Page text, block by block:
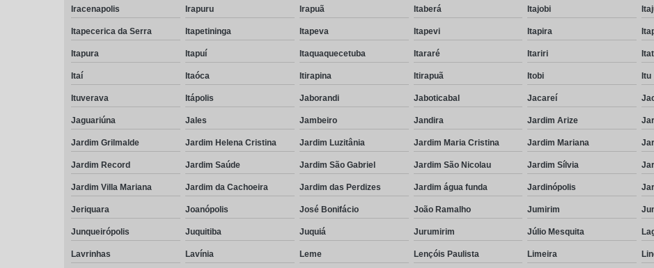
Iracenapolis Irapuru Irapuã Itaberá Itajobi
Itapecerica da Serra Itapetininga Itapeva Itapevi Itapira
Itapura Itapuí Itaquaquecetuba Itararé Itariri
Itaí Itaóca Itirapina Itirapuã Itobi Itu
Ituverava Itápolis Jaborandi Jaboticabal Jacareí
Jaguariúna Jales Jambeiro Jandira Jardim Arize
Jardim Grilmalde Jardim Helena Cristina Jardim Luzitânia Jardim Maria Cristina Jardim Mariana
Jardim Record Jardim Saúde Jardim São Gabriel Jardim São Nicolau Jardim Sílvia
Jardim Villa Mariana Jardim da Cachoeira Jardim das Perdizes Jardim água funda Jardinópolis
Jeriquara Joanópolis José Bonifácio João Ramalho Jumirim
Junqueirópolis Juquitiba Juquiá Jurumirim Júlio Mesquita
Lavrinhas Lavínia Leme Lençóis Paulista Limeira